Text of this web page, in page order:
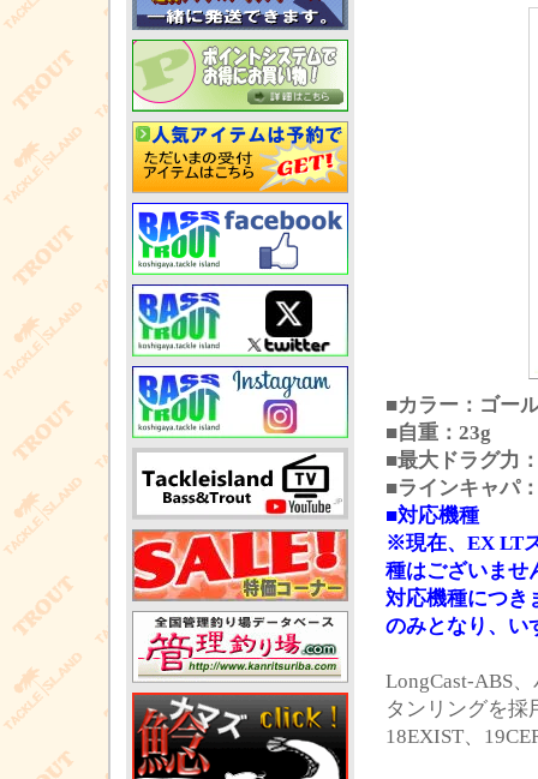
■カラー：ゴー
■自重：23g
■最大ドラグ力
■ラインキャパ
■対応機種
※現在、EX LT
種はございませ
対応機種につき
のみとなり、い
LongCast-ABS
タンリングを採
18EXIST、